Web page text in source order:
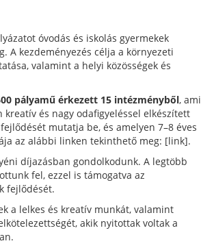
óvodás és iskolás gyermekek
A kezdeményezés célja a környezeti
valamint a helyi közösségek és
pályamű érkezett 15 intézményből, ami
és nagy odafigyeléssel elkészített
mutatja be, és amelyen 7–8 éves
az alábbi linken tekinthető meg: [link].
díjazásban gondolkodunk. A legtöbb
fel, ezzel is támogatva az
fejlődését.
a lelkes és kreatív munkát, valamint
akik nyitottak voltak a